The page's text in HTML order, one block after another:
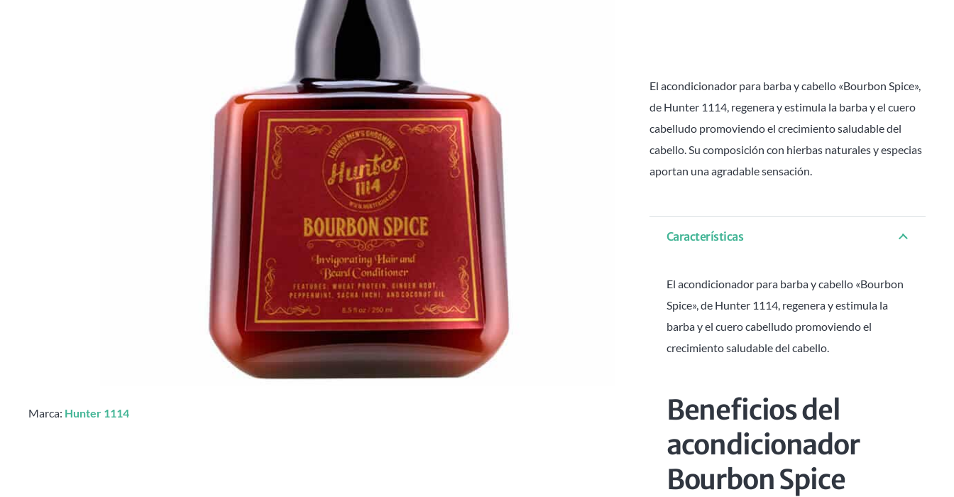
Marca: Hunter 1114
El acondicionador para barba y cabello «Bourbon Spice»,
de Hunter 1114, regenera y estimula la barba y el cuero
cabelludo promoviendo el crecimiento saludable del
cabello. Su composición con hierbas naturales y especias
aportan una agradable sensación.
Características
El acondicionador para barba y cabello «Bourbon
Spice», de Hunter 1114, regenera y estimula la
barba y el cuero cabelludo promoviendo el
crecimiento saludable del cabello.
Beneficios del
acondicionador
Bourbon Spice